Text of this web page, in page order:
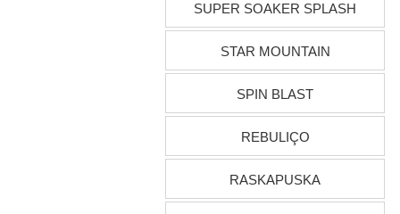
SUPER SOAKER SPLASH
STAR MOUNTAIN
SPIN BLAST
REBULIÇO
RASKAPUSKA